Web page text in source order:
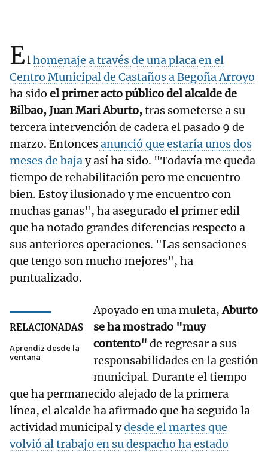
Elhomenaje a través de una placa en el
Centro Municipal de Castaños a Begoña Arroyo
ha sido el primer acto público del alcalde de
Bilbao, Juan Mari Aburto,tras someterse a su
tercera intervención de cadera el pasado 9 de
marzo. Entoncesanunció que estaría unos dos
meses de bajay así ha sido. "Todavía me queda
tiempo de rehabilitación pero me encuentro
bien. Estoy ilusionado y me encuentro con
muchas ganas", ha asegurado el primer edil
que ha notado grandes diferencias respecto a
sus anteriores operaciones. "Las sensaciones
que tengo son mucho mejores", ha
puntualizado.
RELACIONADAS
Aprendiz desde la
ventana
Apoyado en una muleta,Aburto
se ha mostrado "muy
contento" de regresar a sus
responsabilidades en la gestión
municipal. Durante el tiempo
que ha permanecido alejado de la primera
línea, el alcalde ha afirmado que ha seguido la
actividad municipal ydesde el martes que
volvió al trabajo en su despacho ha estado